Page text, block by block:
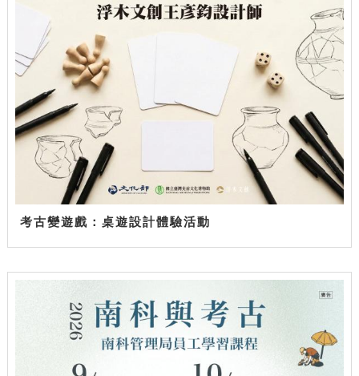
考古變遊戲：桌遊設計體驗活動